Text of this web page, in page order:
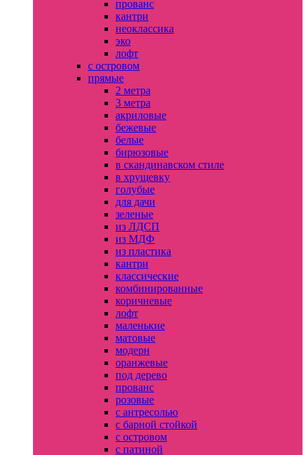
прованс
кантри
неоклассика
эко
лофт
с островом
прямые
2 метра
3 метра
акриловые
бежевые
белые
бирюзовые
в скандинавском стиле
в хрущевку
голубые
для дачи
зеленые
из ЛДСП
из МДФ
из пластика
кантри
классические
комбинированные
коричневые
лофт
маленькие
матовые
модерн
оранжевые
под дерево
прованс
розовые
с антресолью
с барной стойкой
с островом
с патиной